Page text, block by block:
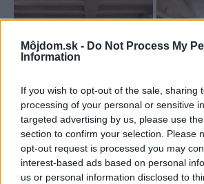
Môjdom.sk - Do Not Process My
Information
If you wish to opt-out of the sale, sharing
processing of your personal or sensitive
targeted advertising by us, please use
section to confirm your selection. Please
opt-out request is processed you may
interest-based ads based on personal
us or personal information disclosed to